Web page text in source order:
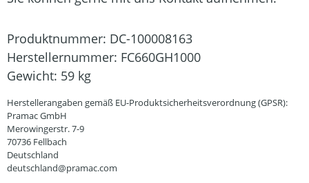
Produktnummer: DC-100008163
Herstellernummer: FC660GH1000
Gewicht: 59 kg
Herstellerangaben gemäß EU-Produktsicherheitsverordnung (GPSR):
Pramac GmbH
Merowingerstr. 7-9
70736 Fellbach
Deutschland
deutschland@pramac.com